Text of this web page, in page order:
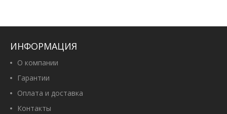
ИНФОРМАЦИЯ
О компании
Гарантии
Оплата и доставка
Контакты